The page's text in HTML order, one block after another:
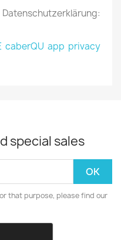
caberQU app privacy
special sales
that purpose, please find our